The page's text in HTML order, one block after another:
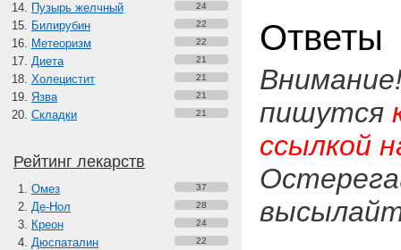
Пузырь желчный 24
Билирубин 22
Метеоризм 22
Диета 21
Холецистит 21
Язва 21
Складки 21
Рейтинг лекарств
Омез 37
Де-Нол 28
Креон 24
Дюспаталин 22
Ответы
пишутся
ссылкой